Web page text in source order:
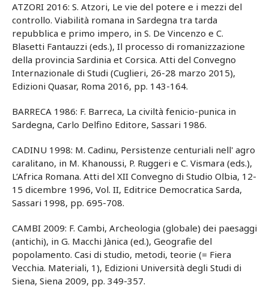
ATZORI 2016: S. Atzori, Le vie del potere e i mezzi del
controllo. Viabilità romana in Sardegna tra tarda
repubblica e primo impero, in S. De Vincenzo e C.
Blasetti Fantauzzi (eds.), Il processo di romanizzazione
della provincia Sardinia et Corsica. Atti del Convegno
Internazionale di Studi (Cuglieri, 26-28 marzo 2015),
Edizioni Quasar, Roma 2016, pp. 143-164.
BARRECA 1986: F. Barreca, La civiltà fenicio-punica in
Sardegna, Carlo Delfino Editore, Sassari 1986.
CADINU 1998: M. Cadinu, Persistenze centuriali nell' agro
caralitano, in M. Khanoussi, P. Ruggeri e C. Vismara (eds.),
L’Africa Romana. Atti del XII Convegno di Studio Olbia, 12-
15 dicembre 1996, Vol. II, Editrice Democratica Sarda,
Sassari 1998, pp. 695-708.
CAMBI 2009: F. Cambi, Archeologia (globale) dei paesaggi
(antichi), in G. Macchi Jànica (ed.), Geografie del
popolamento. Casi di studio, metodi, teorie (= Fiera
Vecchia. Materiali, 1), Edizioni Università degli Studi di
Siena, Siena 2009, pp. 349-357.